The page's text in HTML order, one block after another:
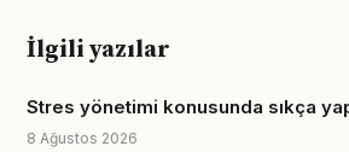
İlgili yazılar
Stres yönetimi konusunda sıkça
8 Ağustos 2026